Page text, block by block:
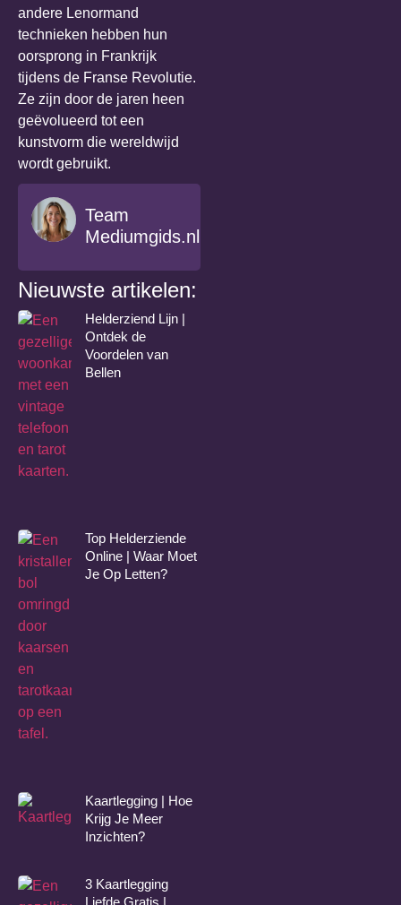
andere Lenormand
technieken hebben hun
oorsprong in Frankrijk
tijdens de Franse Revolutie.
Ze zijn door de jaren heen
geëvolueerd tot een
kunstvorm die wereldwijd
wordt gebruikt.
Team
Mediumgids.nl
Nieuwste artikelen:
Helderziend Lijn |
Ontdek de
Voordelen van
Bellen
Top Helderziende
Online | Waar Moet
Je Op Letten?
Kaartlegging | Hoe
Krijg Je Meer
Inzichten?
3 Kaartlegging
Liefde Gratis |